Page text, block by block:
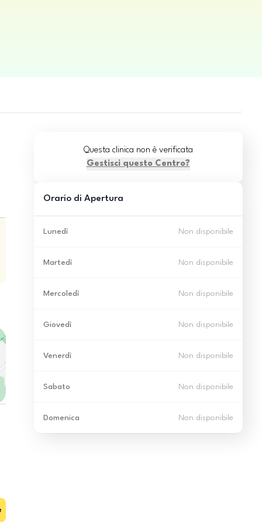
Questa clinica non è verificata
Gestisci questo Centro?
Orario di Apertura
Lunedì Non disponibile
Martedì Non disponibile
Mercoledì Non disponibile
Giovedì Non disponibile
Venerdì Non disponibile
Sabato Non disponibile
Domenica Non disponibile